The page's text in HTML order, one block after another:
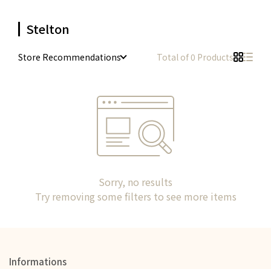
Stelton
Store Recommendations Total of 0 Products
Sorry, no results
Try removing some filters to see more items
Informations